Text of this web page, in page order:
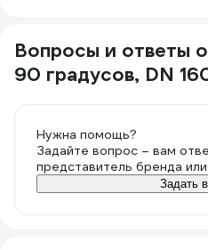
Вопросы и
90 градусов, DN
Нужна помощь?
Задайте вопрос – вам
представитель бренда
Задать